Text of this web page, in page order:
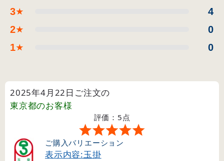
3★
4
2★
0
1★ 0
2025年4月22日ご注文の
東京都のお客様
評価：5点
ご購入バリエーション
表示内容:玉掛